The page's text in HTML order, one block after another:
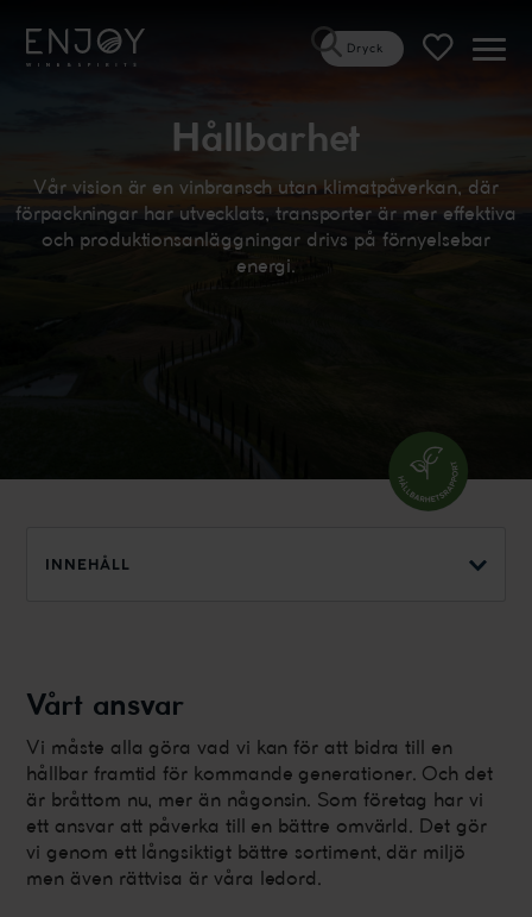
Dryck
Hållbarhet
Vår vision är en vinbransch utan klimatpåverkan, där
förpackningar har utvecklats, transporter är mer effektiva
och produktionsanläggningar drivs på förnyelsebar
energi.
INNEHÅLL
Vårt ansvar
Vi måste alla göra vad vi kan för att bidra till en
hållbar framtid för kommande generationer. Och det
är bråttom nu, mer än någonsin. Som företag har vi
ett ansvar att påverka till en bättre omvärld. Det gör
vi genom ett långsiktigt bättre sortiment, där miljö
men även rättvisa är våra ledord.